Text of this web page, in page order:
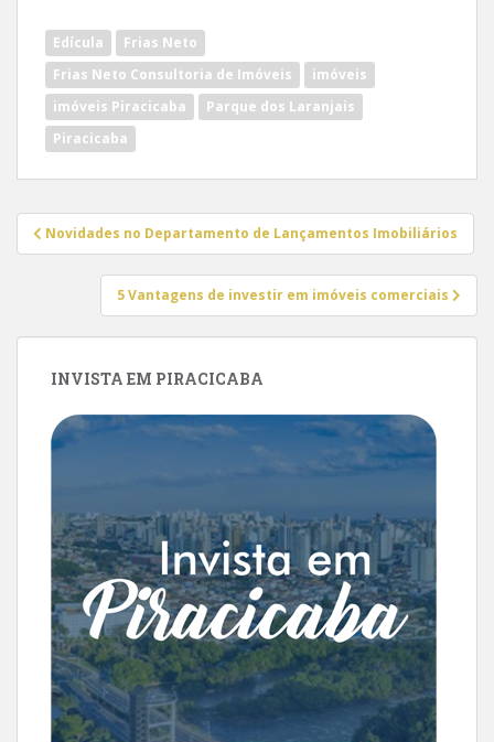
Edícula
Frias Neto
Frias Neto Consultoria de Imóveis
imóveis
imóveis Piracicaba
Parque dos Laranjais
Piracicaba
Navegação
de
Novidades no Departamento de Lançamentos Imobiliários
5 Vantagens de investir em imóveis comerciais
INVISTA EM PIRACICABA